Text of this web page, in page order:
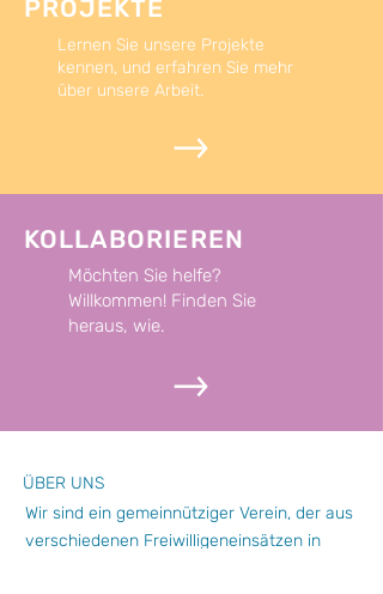
PROJEKTE
Lernen Sie unsere Projekte
kennen, und erfahren Sie mehr
über unsere Arbeit.
KOLLABORIEREN
Möchten Sie helfe?
Willkommen! Finden Sie
heraus, wie.
ÜBER UNS
Wir sind ein gemeinnütziger Verein, der aus
verschiedenen Freiwilligeneinsätzen in